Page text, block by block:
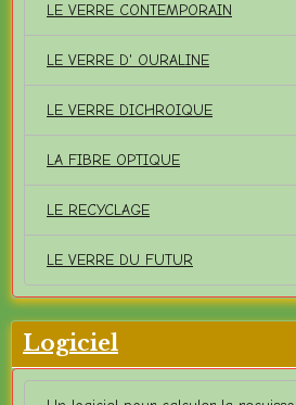
LE VERRE CONTEMPORAIN
LE VERRE D' OURALINE
LE VERRE DICHROIQUE
LA FIBRE OPTIQUE
LE RECYCLAGE
LE VERRE DU FUTUR
Logiciel